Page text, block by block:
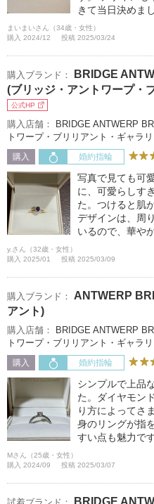
きて当日決めま
まいまいさん（34歳・女性）
購入 2024/12
投稿 2025/03/24
購入ブランド：
BRIDGE
(ブリッジ・アントワープ・
公式HP
購入店舗：
BRIDGE ANTWERP
トワープ・ブリリアント・ギャラ
購入 婚約指輪
写真で見ても可
に、可愛らしす
た。つけると肌
デザインは、周
いるので、華や
y.さん（32歳・女性）
購入 2025/01
投稿 2025/03/09
購入ブランド：
ANTWERP
アント)
購入店舗：
BRIDGE ANTWERP
トワープ・ブリリアント・ギャラ
購入 婚約指輪
シンプルで上品
た。ダイヤモン
り方によってさ
身のリングが指
すい点も魅力で
と思える素敵な
Mさん（25歳・女性）
購入 2024/09
投稿 2025/03/07